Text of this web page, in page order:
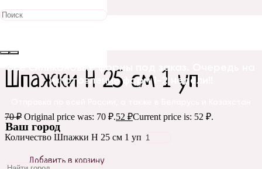
Все силиконовые формы под заказ. Очередь на
изготовление форм 1-2 недели!!
Ваш город
Распродажа!
Шпажки H 25 см 1 уп
70₽ Original price was: 70 ₽.52 ₽Current price is: 52 ₽.
Количество Шпажки H 25 см 1 уп
Добавить в корзину